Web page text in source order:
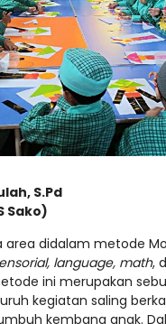
S.Pd
Sako)
area didalam metode
language, math,
ini merupakan
kegiatan saling
kembang anak.